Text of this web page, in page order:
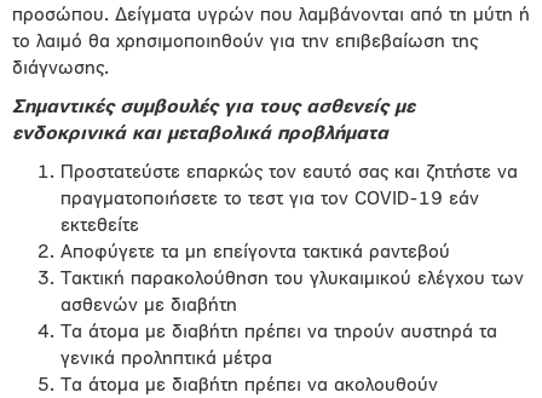
προσώπου. Δείγματα υγρών που λαμβάνονται από τη μύτη ή
το λαιμό θα χρησιμοποιηθούν για την επιβεβαίωση της
διάγνωσης.
Σημαντικές συμβουλές για τους ασθενείς με
ενδοκρινικά και μεταβολικά προβλήματα
Προστατεύστε επαρκώς τον εαυτό σας και ζητήστε να
πραγματοποιήσετε το τεστ για τον COVID-19 εάν
εκτεθείτε
Αποφύγετε τα μη επείγοντα τακτικά ραντεβού
Τακτική παρακολούθηση του γλυκαιμικού ελέγχου των
ασθενών με διαβήτη
Τα άτομα με διαβήτη πρέπει να τηρούν αυστηρά τα
γενικά προληπτικά μέτρα
Τα άτομα με διαβήτη πρέπει να ακολουθούν